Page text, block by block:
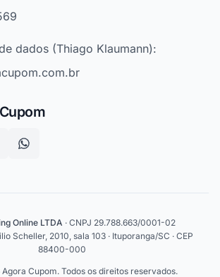
dados (Thiago Klaumann):
Online LTDA · CNPJ 29.788.663/0001-02
Scheller, 2010, sala 103 · Ituporanga/SC · CEP
88400-000
Cupom. Todos os direitos reservados.